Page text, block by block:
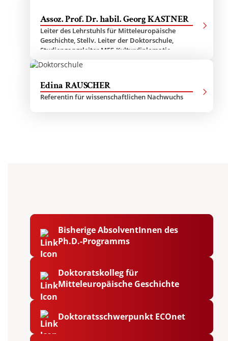
Assoz. Prof. Dr. habil. Georg KASTNER
Leiter des Lehrstuhls für Mitteleuropäische
Geschichte, Stellv. Leiter der Doktorschule,
Studiengangsleiter MES-Kulturdiplomatie,
Edina RAUSCHER
Referentin für wissenschaftlichen Nachwuchs
Bisherige AbsolventInnen des
Ph.D.-Programms
Doktoratskolleg für
Mitteleuropäische Geschichte
Doktoratsschwerpunkt ECOnet